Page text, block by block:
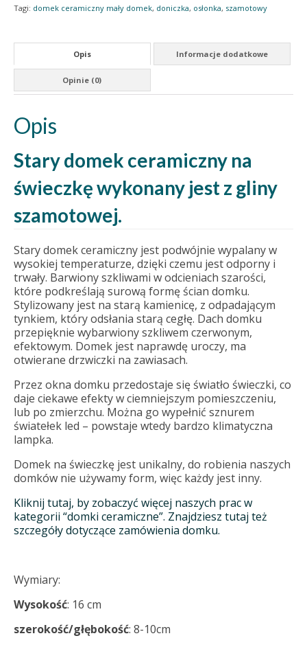
Tagi: domek ceramiczny mały domek, doniczka, osłonka, szamotowy
Opis Informacje dodatkowe
Opinie (0)
Opis
Stary domek ceramiczny na
świeczkę wykonany jest z gliny
szamotowej.
Stary domek ceramiczny jest podwójnie wypalany w
wysokiej temperaturze, dzięki czemu jest odporny i
trwały. Barwiony szkliwami w odcieniach szarości,
które podkreślają surową formę ścian domku.
Stylizowany jest na starą kamienicę, z odpadającym
tynkiem, który odsłania starą cegłę. Dach domku
przepięknie wybarwiony szkliwem czerwonym,
efektowym. Domek jest naprawdę uroczy, ma
otwierane drzwiczki na zawiasach.
Przez okna domku przedostaje się światło świeczki, co
daje ciekawe efekty w ciemniejszym pomieszczeniu,
lub po zmierzchu. Można go wypełnić sznurem
światełek led – powstaje wtedy bardzo klimatyczna
lampka.
Domek na świeczkę jest unikalny, do robienia naszych
domków nie używamy form, więc każdy jest inny.
Kliknij tutaj, by zobaczyć więcej naszych prac w
kategorii “domki ceramiczne”. Znajdziesz tutaj też
szczegóły dotyczące zamówienia domku.
Wymiary:
Wysokość: 16 cm
szerokość/głębokość: 8-10cm